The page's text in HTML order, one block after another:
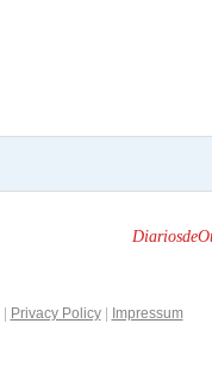
Privacy Policy| Impressum